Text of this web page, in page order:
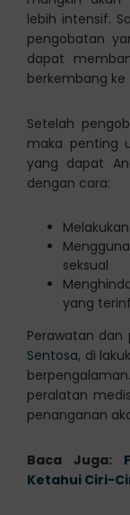
lebih intensif.
pengobatan
dapat
berkembang
Setelah
maka penting
yang dapat
dengan cara:
seksual
yang
Perawatan
Sentosa, di
peralatan
penanganan
Baca Juga:
Ketahui Ciri-